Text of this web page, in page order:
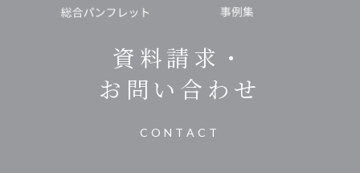
資料請求・
お問い合わせ
CONTACT